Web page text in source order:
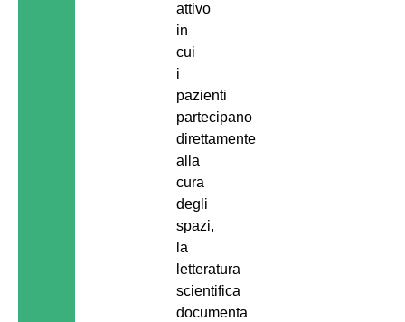
attivo
in
cui
i
pazienti
partecipano
direttamente
alla
cura
degli
spazi,
la
letteratura
scientifica
documenta